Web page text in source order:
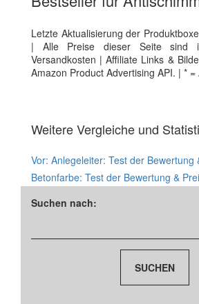
Letzte Aktualisierung der
| Alle Preise dieser Seite sind
Versandkosten | Affiliate Links &
Amazon Product Advertising API. | *
Weitere Vergleiche und
Vor: Anlegeleiter: Test der Bewertung
Betonfarbe: Test der Bewertung &
Suchen nach: